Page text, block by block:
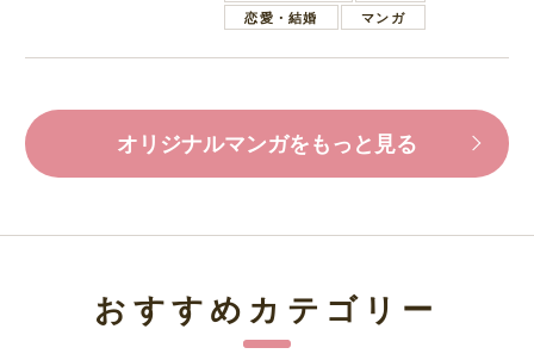
恋愛・結婚
マンガ
オリジナルマンガをもっと見る
おすすめカテゴリー